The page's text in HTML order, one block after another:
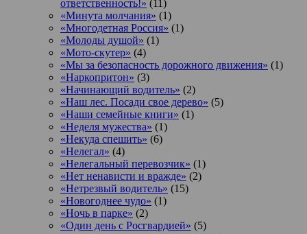
ответственность!» (11)
«Минута молчания» (1)
«Многодетная Россия» (1)
«Молоды душой» (1)
«Мото-скутер» (4)
«Мы за безопасность дорожного движения» (1)
«Наркопритон» (3)
«Начинающий водитель» (2)
«Наш лес. Посади свое дерево» (5)
«Наши семейные книги» (1)
«Неделя мужества» (1)
«Некуда спешить» (6)
«Нелегал» (4)
«Нелегальный перевозчик» (1)
«Нет ненависти и вражде» (2)
«Нетрезвый водитель» (15)
«Новогоднее чудо» (1)
«Ночь в парке» (2)
«Один день с Росгвардией» (5)